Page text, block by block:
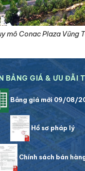
mô Conac Plaza Vũng
BẢNG GIÁ & ƯU ĐÃI
Bảng giá mới 09/08/
Hồ sơ pháp lý
Chính sách bán